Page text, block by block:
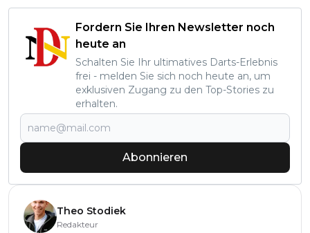
Fordern Sie Ihren Newsletter noch
heute an
Schalten Sie Ihr ultimatives Darts-Erlebnis
frei - melden Sie sich noch heute an, um
exklusiven Zugang zu den Top-Stories zu
erhalten.
Abonnieren
Theo Stodiek
Redakteur